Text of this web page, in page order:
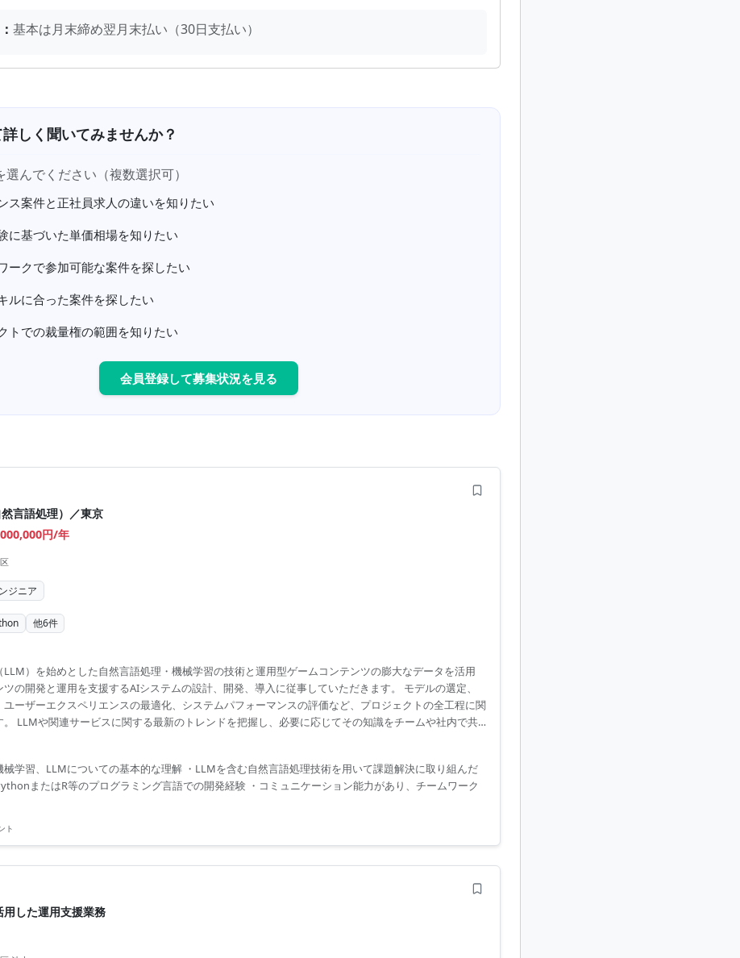
基本は月末締め翌月末払い（30日支払い）
しく聞いてみませんか？
んでください（複数選択可）
ス案件と正社員求人の違いを知りたい
に基づいた単価相場を知りたい
ークで参加可能な案件を探したい
ルに合った案件を探したい
トでの裁量権の範囲を知りたい
会員登録して募集状況を見る
言語処理）／東京
円/年
ジニア
他6件
LLM）を始めとした自然言語処理・機械学習の技術と運用型ゲームコンテンツの膨大なデータを活用
の開発と運用を支援するAIシステムの設計、開発、導入に従事していただきます。 モデルの選定、
ユーザーエクスペリエンスの最適化、システムパフォーマンスの評価など、プロジェクトの全工程に関
LLMや関連サービスに関する最新のトレンドを把握し、必要に応じてその知識をチームや社内で共
械学習、LLMについての基本的な理解 ・LLMを含む自然言語処理技術を用いて課題解決に取り組んだ
またはR等のプログラミング言語での開発経験 ・コミュニケーション能力があり、チームワーク
ト
した運用支援業務